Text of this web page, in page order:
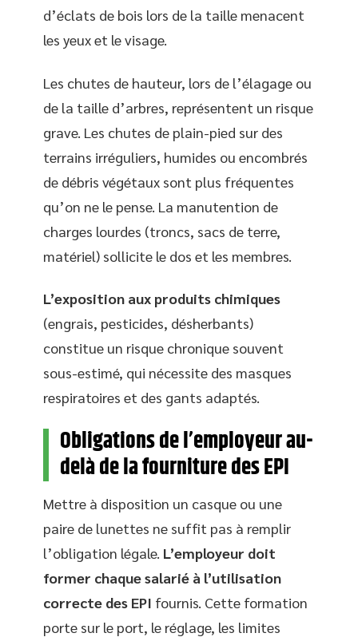
d’éclats de bois lors de la taille menacent
les yeux et le visage.
Les chutes de hauteur, lors de l’élagage ou
de la taille d’arbres, représentent un risque
grave. Les chutes de plain-pied sur des
terrains irréguliers, humides ou encombrés
de débris végétaux sont plus fréquentes
qu’on ne le pense. La manutention de
charges lourdes (troncs, sacs de terre,
matériel) sollicite le dos et les membres.
L’exposition aux produits chimiques
(engrais, pesticides, désherbants)
constitue un risque chronique souvent
sous-estimé, qui nécessite des masques
respiratoires et des gants adaptés.
Obligations de l’employeur au-
delà de la fourniture des EPI
Mettre à disposition un casque ou une
paire de lunettes ne suffit pas à remplir
l’obligation légale. L’employeur doit
former chaque salarié à l’utilisation
correcte des EPI fournis. Cette formation
porte sur le port, le réglage, les limites